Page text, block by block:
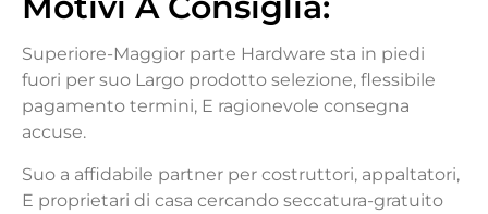
Superiore-Maggior parte Hardware sta in piedi
fuori per suo Largo prodotto selezione, flessibile
pagamento termini, E ragionevole consegna
accuse.
Suo a affidabile partner per costruttori, appaltatori,
E proprietari di casa cercando seccatura-gratuito